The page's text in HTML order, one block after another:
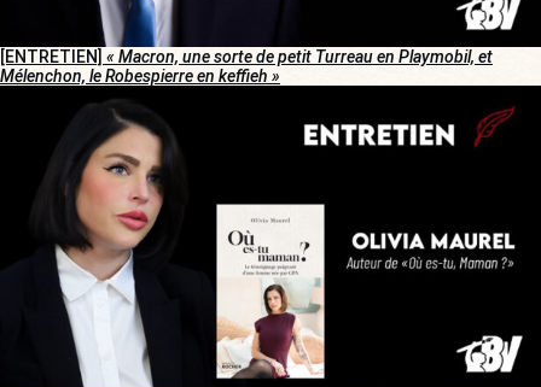
[ENTRETIEN] « Macron, une sorte de petit Turreau en Playmobil, et
Mélenchon, le Robespierre en keffieh »